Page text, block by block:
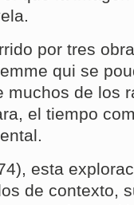
por tres
qui se
muchos de los
el tiempo
esta
de contexto,